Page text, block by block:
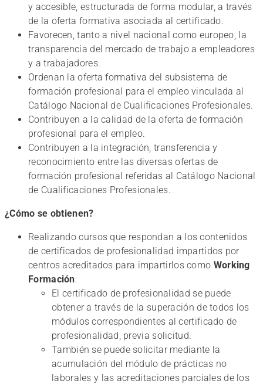
y accesible, estructurada de forma modular, a través
de la oferta formativa asociada al certificado.
Favorecen, tanto a nivel nacional como europeo, la
transparencia del mercado de trabajo a empleadores
y a trabajadores.
Ordenan la oferta formativa del subsistema de
formación profesional para el empleo vinculada al
Catálogo Nacional de Cualificaciones Profesionales.
Contribuyen a la calidad de la oferta de formación
profesional para el empleo.
Contribuyen a la integración, transferencia y
reconocimiento entre las diversas ofertas de
formación profesional referidas al Catálogo Nacional
de Cualificaciones Profesionales.
¿Cómo se obtienen?
Realizando cursos que respondan a los contenidos
de certificados de profesionalidad impartidos por
centros acreditados para impartirlos como Working
Formación:
El certificado de profesionalidad se puede
obtener a través de la superación de todos los
módulos correspondientes al certificado de
profesionalidad, previa solicitud.
También se puede solicitar mediante la
acumulación del módulo de prácticas no
laborales y las acreditaciones parciales de los